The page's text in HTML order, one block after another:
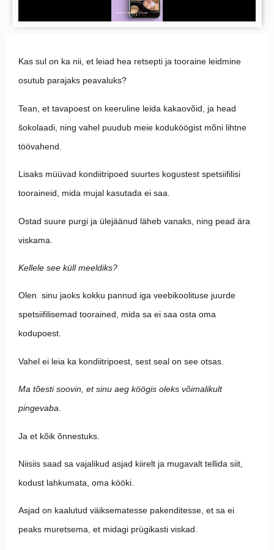
Kas sul on ka nii, et leiad hea retsepti ja tooraine leidmine
osutub parajaks peavaluks?
Tean, et tavapoest on keeruline leida kakaovõid, ja head
šokolaadi, ning vahel puudub meie koduköögist mõni lihtne
töövahend.
Lisaks müüvad kondiitripoed suurtes kogustest spetsiifilisi
tooraineid, mida mujal kasutada ei saa.
Ostad suure purgi ja ülejäänud läheb vanaks, ning pead ära
viskama.
Kellele see küll meeldiks?
Olen sinu jaoks kokku pannud iga veebikoolituse juurde
spetsiifilisemad toorained, mida sa ei saa osta oma
kodupoest.
Vahel ei leia ka kondiitripoest, sest seal on see otsas.
Ma tõesti soovin, et sinu aeg köögis oleks võimalikult
pingevaba
Ja et kõik õnnestuks.
Niisiis saad sa vajalikud asjad kiirelt ja mugavalt tellida siit,
kodust lahkumata, oma kööki.
Asjad on kaalutud väiksematesse pakenditesse, et sa ei
peaks muretsema, et midagi prügikasti viskad.